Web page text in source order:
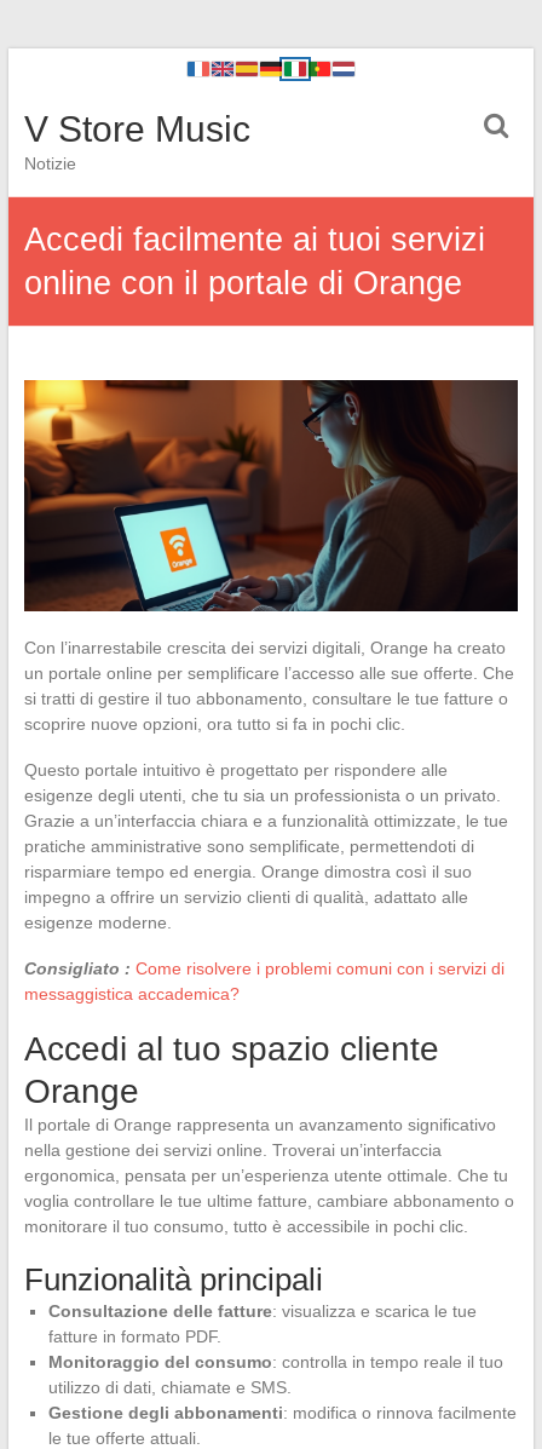
V Store Music
Notizie
Accedi facilmente ai tuoi servizi
online con il portale di Orange
Con l’inarrestabile crescita dei servizi digitali, Orange ha creato
un portale online per semplificare l’accesso alle sue offerte. Che
si tratti di gestire il tuo abbonamento, consultare le tue fatture o
scoprire nuove opzioni, ora tutto si fa in pochi clic.
Questo portale intuitivo è progettato per rispondere alle
esigenze degli utenti, che tu sia un professionista o un privato.
Grazie a un’interfaccia chiara e a funzionalità ottimizzate, le tue
pratiche amministrative sono semplificate, permettendoti di
risparmiare tempo ed energia. Orange dimostra così il suo
impegno a offrire un servizio clienti di qualità, adattato alle
esigenze moderne.
Consigliato : Come risolvere i problemi comuni con i servizi di
messaggistica accademica?
Accedi al tuo spazio cliente
Orange
Il portale di Orange rappresenta un avanzamento significativo
nella gestione dei servizi online. Troverai un’interfaccia
ergonomica, pensata per un’esperienza utente ottimale. Che tu
voglia controllare le tue ultime fatture, cambiare abbonamento o
monitorare il tuo consumo, tutto è accessibile in pochi clic.
Funzionalità principali
Consultazione delle fatture: visualizza e scarica le tue
fatture in formato PDF.
Monitoraggio del consumo: controlla in tempo reale il tuo
utilizzo di dati, chiamate e SMS.
Gestione degli abbonamenti: modifica o rinnova facilmente
le tue offerte attuali.